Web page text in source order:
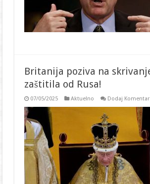
Britanija poziva na
zaštitila od Rusa!
07/05/2025 Aktuelno Dodaj Komentar